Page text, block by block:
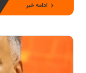
ادامه خبر